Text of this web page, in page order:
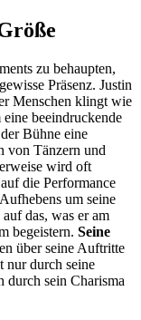
zu behaupten,
Präsenz. Justin
Menschen klingt wie
beeindruckende
Bühne eine
von Tänzern und
wird oft
die Performance
um seine
das, was er am
begeistern. Seine
über seine Auftritte
nur durch seine
durch sein Charisma